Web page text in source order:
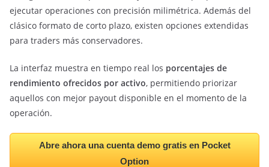
ejecutar operaciones con precisión milimétrica. Además del
clásico formato de corto plazo, existen opciones extendidas
para traders más conservadores.
La interfaz muestra en tiempo real los porcentajes de
rendimiento ofrecidos por activo, permitiendo priorizar
aquellos con mejor payout disponible en el momento de la
operación.
Abre ahora una cuenta demo gratis en Pocket
Option